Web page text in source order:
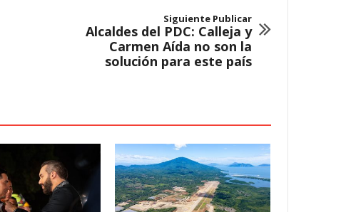
Siguiente Publicar
Alcaldes del PDC: Calleja y
Carmen Aída no son la
solución para este país